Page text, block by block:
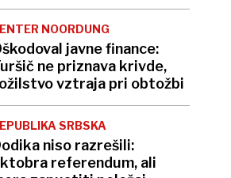
NOORDUNG
javne finance:
ne priznava krivde,
vztraja pri obtožbi
SRBSKA
niso razrešili:
referendum, ali